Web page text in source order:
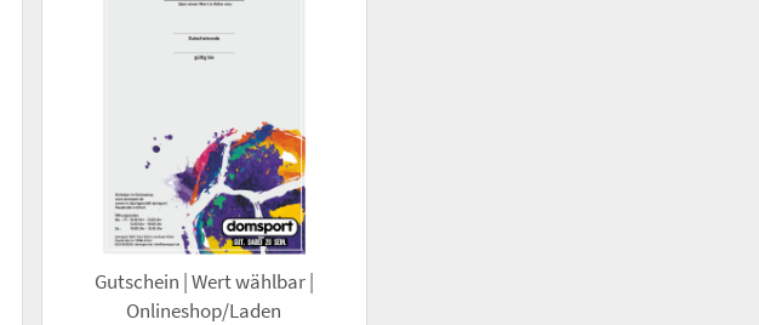
Gutschein | Wert wählbar |
Onlineshop/Laden